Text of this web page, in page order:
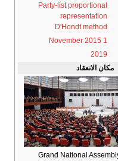
Party-list proportional
representation
D'Hondt method
1 November 2015
2019
مكان الانعقاد
Grand National